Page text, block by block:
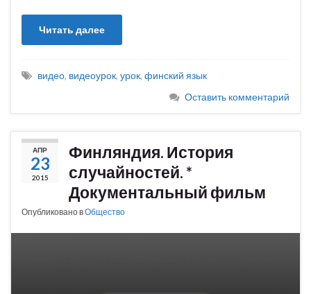
Читать далее
видео, видеоурок, урок, финский язык
Оставить комментарий
АПР
23
2015
Финляндия. История
случайностей. *
Документальный фильм
Опубликовано вОбщество